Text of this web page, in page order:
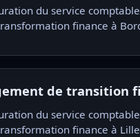
du service
finance à
de transition
du service
finance à